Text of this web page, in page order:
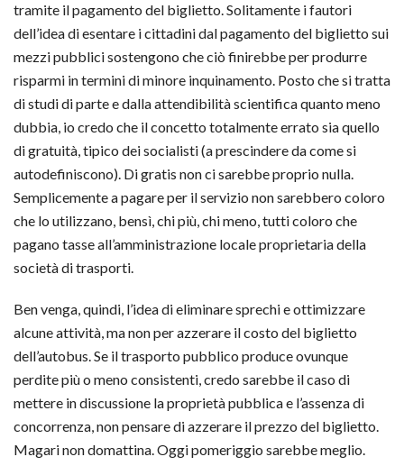
tramite il pagamento del biglietto. Solitamente i fautori
dell’idea di esentare i cittadini dal pagamento del biglietto sui
mezzi pubblici sostengono che ciò finirebbe per produrre
risparmi in termini di minore inquinamento. Posto che si tratta
di studi di parte e dalla attendibilità scientifica quanto meno
dubbia, io credo che il concetto totalmente errato sia quello
di gratuità, tipico dei socialisti (a prescindere da come si
autodefiniscono). Di gratis non ci sarebbe proprio nulla.
Semplicemente a pagare per il servizio non sarebbero coloro
che lo utilizzano, bensì, chi più, chi meno, tutti coloro che
pagano tasse all’amministrazione locale proprietaria della
società di trasporti.
Ben venga, quindi, l’idea di eliminare sprechi e ottimizzare
alcune attività, ma non per azzerare il costo del biglietto
dell’autobus. Se il trasporto pubblico produce ovunque
perdite più o meno consistenti, credo sarebbe il caso di
mettere in discussione la proprietà pubblica e l’assenza di
concorrenza, non pensare di azzerare il prezzo del biglietto.
Magari non domattina. Oggi pomeriggio sarebbe meglio.